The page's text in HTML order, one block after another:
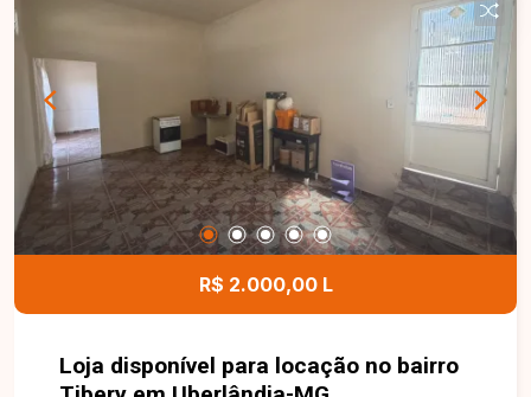
para 04 veículos, proporcionando comodidade
para clientes e colaboradores, além de excelente
potencial para diversos segmentos comerciais.
Entre em contato para mais informações e
agende uma visita para conhecer esta excelente
oportunidade comercial.
R$ 2.000,00 L
Loja disponível para locação no bairro